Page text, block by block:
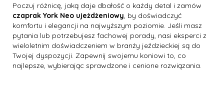
Poczuj różnicę, jaką daje dbałość o każdy detal i zamów
czaprak York Neo ujeżdżeniowy, by doświadczyć
komfortu i elegancji na najwyższym poziomie. Jeśli masz
pytania lub potrzebujesz fachowej porady, nasi eksperci z
wieloletnim doświadczeniem w branży jeździeckiej są do
Twojej dyspozycji. Zapewnij swojemu koniowi to, co
najlepsze, wybierając sprawdzone i cenione rozwiązania.